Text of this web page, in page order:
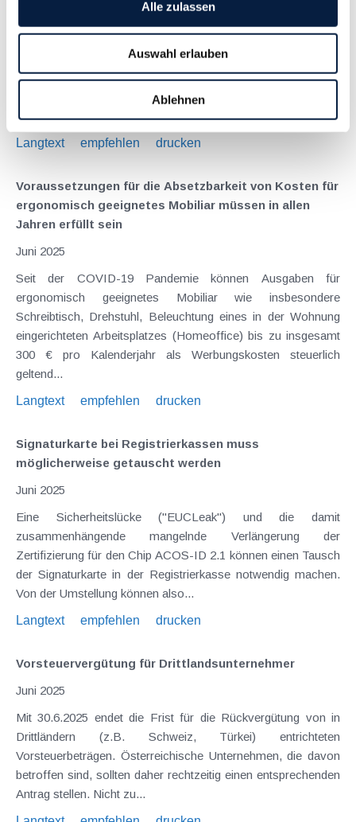
Alle zulassen
Auswahl erlauben
Ablehnen
Nachdem bereits Ende März 2025 erste Maßnahmen zur
Budgetsanierung beschlossen wurden, hat nun der Nationalrat
im Mai 2025 weitere Sparmaßnahmen festgelegt
("Budgetsanierungsmaßnahmengesetz 2025 Teil II"). Wichtige
Aspekte sind nachfolgend...
Langtext
empfehlen drucken
Voraussetzungen für die Absetzbarkeit von Kosten für
ergonomisch geeignetes Mobiliar müssen in allen
Jahren erfüllt sein
Juni 2025
Seit der COVID-19 Pandemie können Ausgaben für
ergonomisch geeignetes Mobiliar wie insbesondere
Schreibtisch, Drehstuhl, Beleuchtung eines in der Wohnung
eingerichteten Arbeitsplatzes (Homeoffice) bis zu insgesamt
300 € pro Kalenderjahr als Werbungskosten steuerlich
geltend...
Langtext
empfehlen drucken
Signaturkarte bei Registrierkassen muss
möglicherweise getauscht werden
Juni 2025
Eine Sicherheitslücke ("EUCLeak") und die damit
zusammenhängende mangelnde Verlängerung der
Zertifizierung für den Chip ACOS-ID 2.1 können einen Tausch
der Signaturkarte in der Registrierkasse notwendig machen.
Von der Umstellung können also...
Langtext
empfehlen drucken
Vorsteuervergütung für Drittlandsunternehmer
Juni 2025
Mit 30.6.2025 endet die Frist für die Rückvergütung von in
Drittländern (z.B. Schweiz, Türkei) entrichteten
Vorsteuerbeträgen. Österreichische Unternehmen, die davon
betroffen sind, sollten daher rechtzeitig einen entsprechenden
Antrag stellen. Nicht zu...